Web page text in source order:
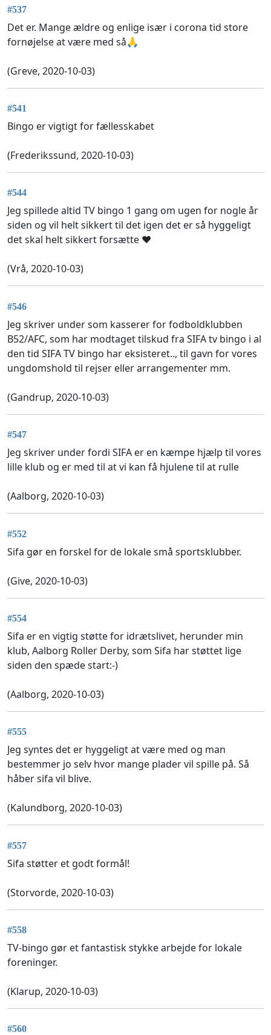
#537
Det er. Mange ældre og enlige især i corona tid store
fornøjelse at være med så🙏
(Greve, 2020-10-03)
#541
Bingo er vigtigt for fællesskabet
(Frederikssund, 2020-10-03)
#544
Jeg spillede altid TV bingo 1 gang om ugen for nogle år
siden og vil helt sikkert til det igen det er så hyggeligt
det skal helt sikkert forsætte ❤️
(Vrå, 2020-10-03)
#546
Jeg skriver under som kasserer for fodboldklubben
B52/AFC, som har modtaget tilskud fra SIFA tv bingo i al
den tid SIFA TV bingo har eksisteret.., til gavn for vores
ungdomshold til rejser eller arrangementer mm.
(Gandrup, 2020-10-03)
#547
Jeg skriver under fordi SIFA er en kæmpe hjælp til vores
lille klub og er med til at vi kan få hjulene til at rulle
(Aalborg, 2020-10-03)
#552
Sifa gør en forskel for de lokale små sportsklubber.
(Give, 2020-10-03)
#554
Sifa er en vigtig støtte for idrætslivet, herunder min
klub, Aalborg Roller Derby, som Sifa har støttet lige
siden den spæde start:-)
(Aalborg, 2020-10-03)
#555
Jeg syntes det er hyggeligt at være med og man
bestemmer jo selv hvor mange plader vil spille på. Så
håber sifa vil blive.
(Kalundborg, 2020-10-03)
#557
Sifa støtter et godt formål!
(Storvorde, 2020-10-03)
#558
TV-bingo gør et fantastisk stykke arbejde for lokale
foreninger.
(Klarup, 2020-10-03)
#560